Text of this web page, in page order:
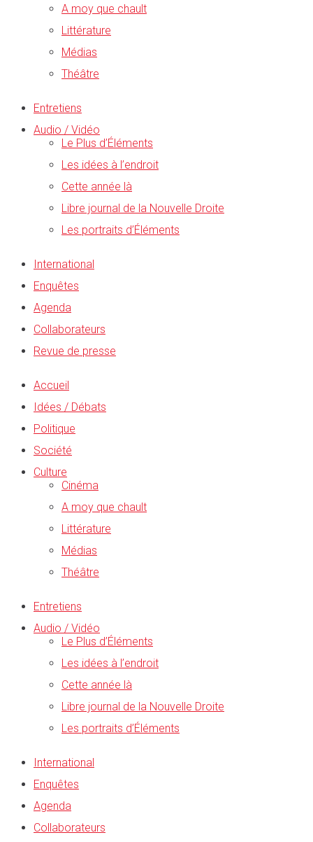
A moy que chault
Littérature
Médias
Théâtre
Entretiens
Audio / Vidéo
Le Plus d’Éléments
Les idées à l’endroit
Cette année là
Libre journal de la Nouvelle Droite
Les portraits d’Éléments
International
Enquêtes
Agenda
Collaborateurs
Revue de presse
Accueil
Idées / Débats
Politique
Société
Culture
Cinéma
A moy que chault
Littérature
Médias
Théâtre
Entretiens
Audio / Vidéo
Le Plus d’Éléments
Les idées à l’endroit
Cette année là
Libre journal de la Nouvelle Droite
Les portraits d’Éléments
International
Enquêtes
Agenda
Collaborateurs